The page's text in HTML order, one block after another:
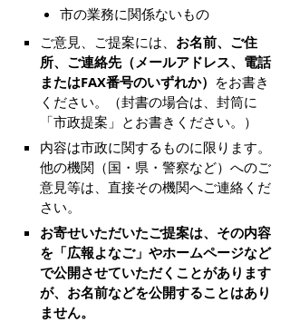
市の業務に関係ないもの
ご意見、ご提案には、 お名前、ご住
所、ご連絡先（メールアドレス、電話
またはFAX番号のいずれか） をお書き
ください。（封書の場合は、封筒に
「市政提案」とお書きください。）
内容は市政に関するものに限ります。
他の機関（国・県・警察など）へのご
意見等は、直接その機関へご連絡くだ
さい。
お寄せいただいたご提案は、その内容
を「広報よなご」やホームページなど
で公開させていただくことがあります
が、お名前などを公開することはあり
ません。